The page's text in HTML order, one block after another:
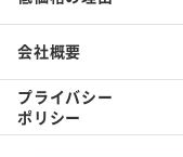
会社概要
プライバシー
ポリシー